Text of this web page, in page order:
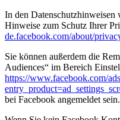
In den Datenschutzhinweisen
Hinweise zum Schutz Ihrer
de.facebook.com/about/
Sie können außerdem die
Audiences“ im Bereich
https://www.facebook.com/
bei Facebook angemeldet sein.